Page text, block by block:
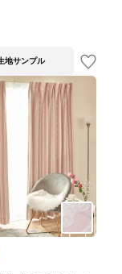
地サンプル